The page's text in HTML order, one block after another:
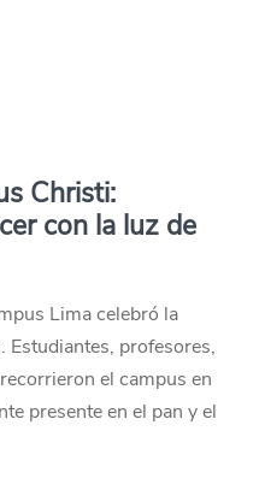
Christi:
con la luz de
Lima celebró la
profesores,
el campus en
presente en el pan y el